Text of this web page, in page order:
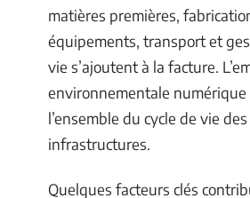
matières premières,
équipements, transport et
vie s’ajoutent à la facture.
environnementale numérique
l’ensemble du cycle de vie des
infrastructures.
Quelques facteurs clés